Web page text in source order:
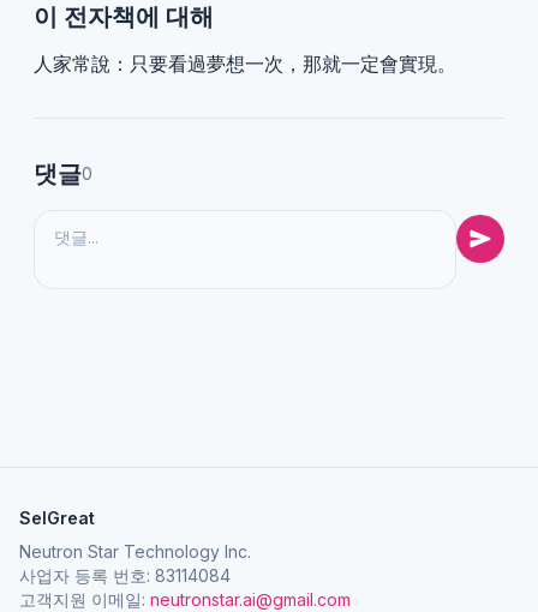
이 전자책에 대해
人家常說：只要看過夢想一次，那就一定會實現。
댓글0
SelGreat
Neutron Star Technology Inc.
사업자 등록 번호: 83114084
고객지원 이메일: neutronstar.ai@gmail.com